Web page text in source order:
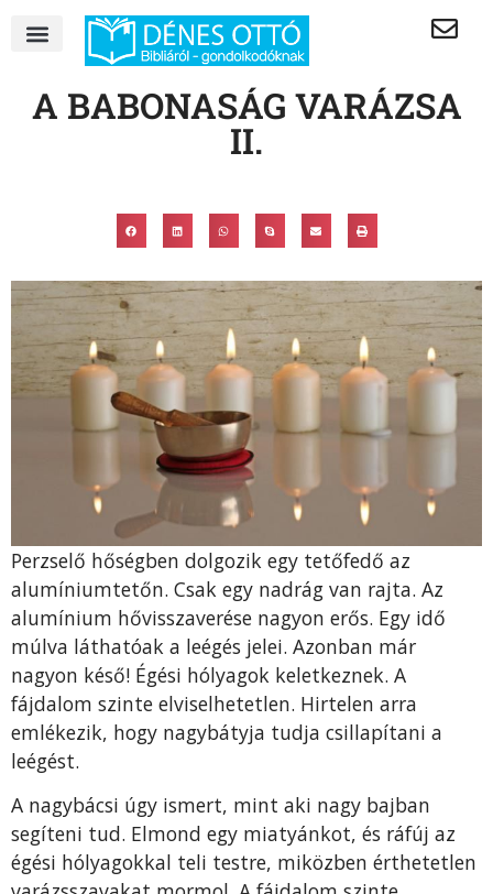
A BABONASÁG VARÁZSA
II.
Perzselő hőségben dolgozik egy tetőfedő az
alumíniumtetőn. Csak egy nadrág van rajta. Az
alumínium hővisszaverése nagyon erős. Egy idő
múlva láthatóak a le­égés jelei. Azonban már
nagyon késő! Égési hólyagok keletkeznek. A
fájdalom szinte elviselhetetlen. Hirtelen ar­ra
emlékezik, hogy nagybátyja tudja csillapítani a
leégést.
A nagybácsi úgy ismert, mint aki nagy bajban
segíteni tud. Elmond egy miatyánkot, és ráfúj az
égési hólyagokkal teli testre, miközben érthetetlen